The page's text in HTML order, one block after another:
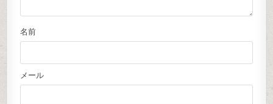
名前
メール